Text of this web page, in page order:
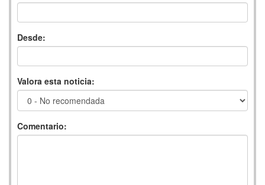
Desde:
Valora esta noticia:
Comentario: